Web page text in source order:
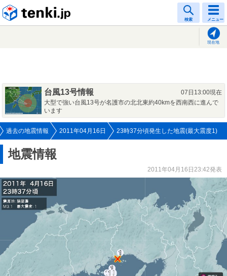
検索 メニュー
現在地
台風13号情報
07日13:00現在
大型で強い台風13号が名護市の北北東約40kmを西南西に進んで
います
過去の地震情報 2011年04月16日 23時37分頃発生した地震(最大震度1)
地震情報
2011年04月16日23:42発表